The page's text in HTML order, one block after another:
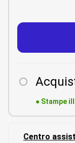
● Stampe
Centro